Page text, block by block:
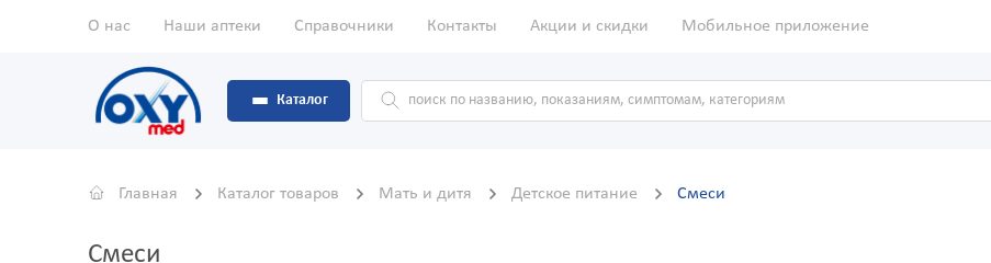
О нас Наши аптеки Справочники Контакты Акции и скидки Мобильное приложение
Каталог
Главная Каталог товаров Мать и дитя Детское питание Смеси
Смеси